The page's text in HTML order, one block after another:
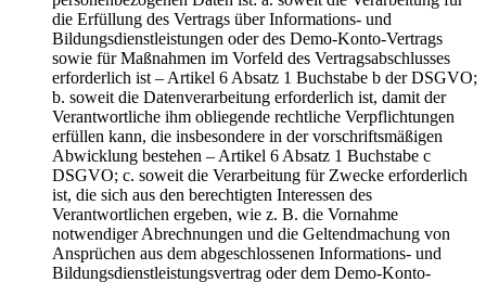
die Erfüllung des Vertrags über Informations- und
Bildungsdienstleistungen oder des Demo-Konto-Vertrags
sowie für Maßnahmen im Vorfeld des Vertragsabschlusses
erforderlich ist – Artikel 6 Absatz 1 Buchstabe b der DSGVO;
b. soweit die Datenverarbeitung erforderlich ist, damit der
Verantwortliche ihm obliegende rechtliche Verpflichtungen
erfüllen kann, die insbesondere in der vorschriftsmäßigen
Abwicklung bestehen – Artikel 6 Absatz 1 Buchstabe c
DSGVO; c. soweit die Verarbeitung für Zwecke erforderlich
ist, die sich aus den berechtigten Interessen des
Verantwortlichen ergeben, wie z. B. die Vornahme
notwendiger Abrechnungen und die Geltendmachung von
Ansprüchen aus dem abgeschlossenen Informations- und
Bildungsdienstleistungsvertrag oder dem Demo-Konto-